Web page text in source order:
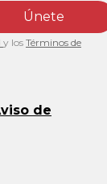
Únete
y los Términos de
de